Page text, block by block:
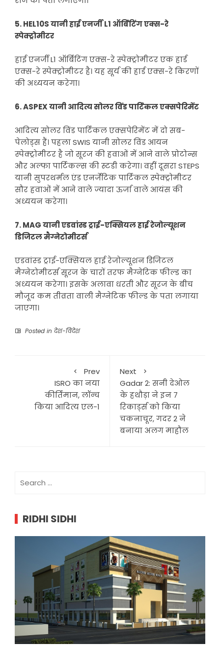
5. HEL10S यानी हाई एनर्जी L1 ऑर्बिटिंग एक्स-रे
स्पेक्ट्रोमीटर
हाई एनर्जी L1 ऑर्बिटिंग एक्स-रे स्पेक्ट्रोमीटर एक हार्ड
एक्स-रे स्पेक्ट्रोमीटर है। यह सूर्य की हार्ड एक्स-रे किरणों
की अध्ययन करेगा।
6. ASPEX यानी आदित्य सोलर विंड पार्टिकल एक्सपेरिमेंट
आदित्य सोलर विंड पार्टिकल एक्सपेरिमेंट में दो सब-
पेलोड्स हैं। पहला SWIS यानी सोलर विंड आयन
स्पेक्ट्रोमीटर है जो सूरज की हवाओं में आने वाले प्रोटोन्स
और अल्फा पार्टिकल्स की स्टडी करेगा। वहीं दूसरा STEPS
यानी सुपरथर्मल एंड एनर्जेटिक पार्टिकल स्पेक्ट्रोमीटर
सौर हवाओं में आने वाले ज्यादा ऊर्जा वाले आयंस की
अध्ययन करेगा।
7. MAG यानी एडवांस्ड ट्राई-एक्सियल हाई रेजोल्यूशन
डिजिटल मैग्नेटोमीटर्स
एडवांस्ड ट्राई-एक्सियल हाई रेजोल्यूशन डिजिटल
मैग्नेटोमीटर्स सूरज के चारों तरफ मैग्नेटिक फील्ड का
अध्ययन करेगा। इसके अलावा धरती और सूरज के बीच
मौजूद कम तीव्रता वाली मैग्नेटिक फील्ड के पता लगाया
जाएगा।
Posted in देश-विदेश
Prev
ISRO का नया
कीर्तिमान, लॉन्च
किया आदित्य एल-1
Next
Gadar 2: सनी देओल
के हथौड़ा ने इन 7
रिकार्ड्स को किया
चकनाचूर, गदर 2 ने
बनाया अलग माहौल
for:
RIDHI SIDHI